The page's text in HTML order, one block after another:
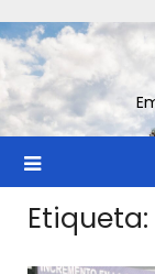
al
contenido
Etiqueta: